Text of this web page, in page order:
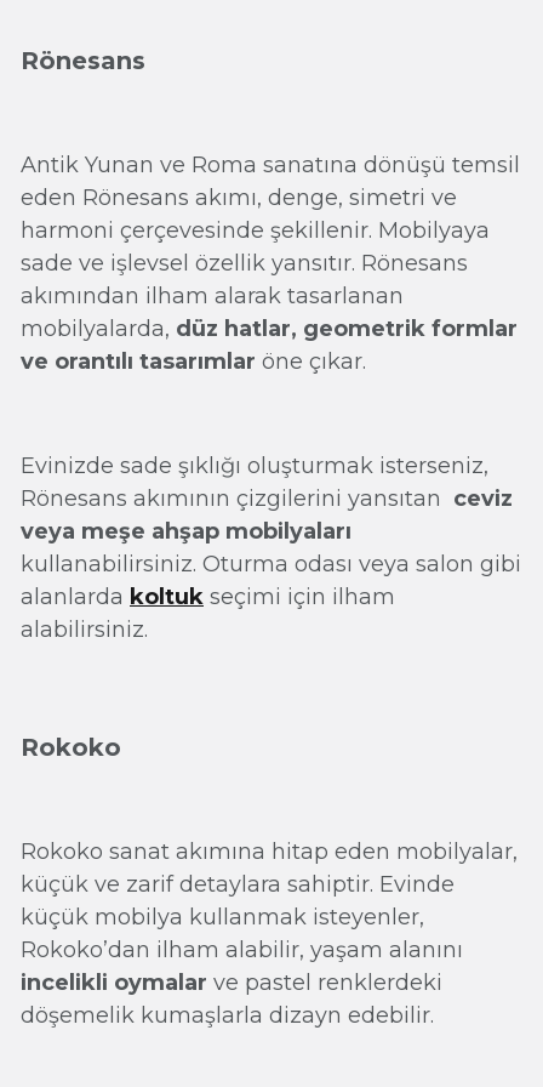
Rönesans
Antik Yunan ve Roma sanatına dönüşü temsil
eden Rönesans akımı, denge, simetri ve
harmoni çerçevesinde şekillenir. Mobilyaya
sade ve işlevsel özellik yansıtır. Rönesans
akımından ilham alarak tasarlanan
mobilyalarda, düz hatlar, geometrik formlar
ve orantılı tasarımlar öne çıkar.
Evinizde sade şıklığı oluşturmak isterseniz,
Rönesans akımının çizgilerini yansıtan ceviz
veya meşe ahşap mobilyaları
kullanabilirsiniz. Oturma odası veya salon gibi
alanlarda koltuk seçimi için ilham
alabilirsiniz.
Rokoko
Rokoko sanat akımına hitap eden mobilyalar,
küçük ve zarif detaylara sahiptir. Evinde
küçük mobilya kullanmak isteyenler,
Rokoko’dan ilham alabilir, yaşam alanını
incelikli oymalar ve pastel renklerdeki
döşemelik kumaşlarla dizayn edebilir.